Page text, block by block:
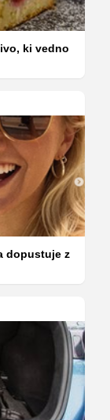
ki vedno
dopustuje z